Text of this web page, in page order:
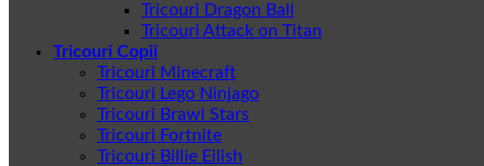
Tricouri Dragon Ball
Tricouri Attack on Titan
Tricouri Copii
Tricouri Minecraft
Tricouri Lego Ninjago
Tricouri Brawl Stars
Tricouri Fortnite
Tricouri Billie Eilish